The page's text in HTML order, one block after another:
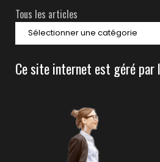
Tous les articles
Ce site internet est géré par